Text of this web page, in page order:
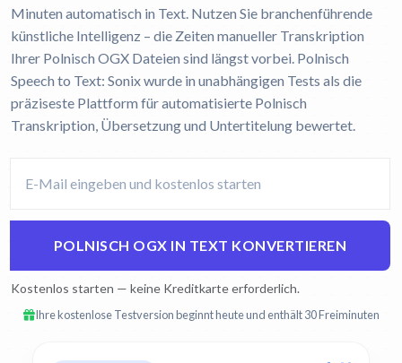
Minuten automatisch in Text. Nutzen Sie branchenführende
künstliche Intelligenz – die Zeiten manueller Transkription
Ihrer Polnisch OGX Dateien sind längst vorbei. Polnisch
Speech to Text: Sonix wurde in unabhängigen Tests als die
präziseste Plattform für automatisierte Polnisch
Transkription, Übersetzung und Untertitelung bewertet.
POLNISCH OGX IN TEXT KONVERTIEREN
Kostenlos starten — keine Kreditkarte erforderlich.
Ihre kostenlose Testversion beginnt heute und enthält 30 Freiminuten